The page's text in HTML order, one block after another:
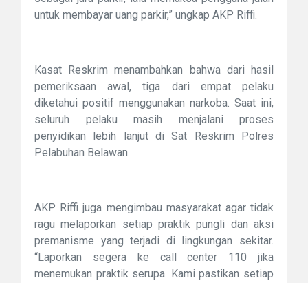
untuk membayar uang parkir,” ungkap AKP Riffi.
Kasat Reskrim menambahkan bahwa dari hasil
pemeriksaan awal, tiga dari empat pelaku
diketahui positif menggunakan narkoba. Saat ini,
seluruh pelaku masih menjalani proses
penyidikan lebih lanjut di Sat Reskrim Polres
Pelabuhan Belawan.
AKP Riffi juga mengimbau masyarakat agar tidak
ragu melaporkan setiap praktik pungli dan aksi
premanisme yang terjadi di lingkungan sekitar.
“Laporkan segera ke call center 110 jika
menemukan praktik serupa. Kami pastikan setiap